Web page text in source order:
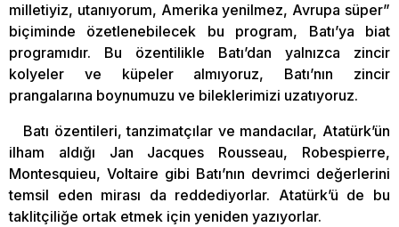
milletiyiz, utanıyorum, Amerika yenilmez, Avrupa süper”
biçiminde özetlenebilecek bu program, Batı’ya biat
programıdır. Bu özentilikle Batı’dan yalnızca zincir
kolyeler ve küpeler almıyoruz, Batı’nın zincir
prangalarına boynumuzu ve bileklerimizi uzatıyoruz.
Batı özentileri, tanzimatçılar ve mandacılar, Atatürk’ün
ilham aldığı Jan Jacques Rousseau, Robespierre,
Montesquieu, Voltaire gibi Batı’nın devrimci değerlerini
temsil eden mirası da reddediyorlar. Atatürk’ü de bu
taklitçiliğe ortak etmek için yeniden yazıyorlar.